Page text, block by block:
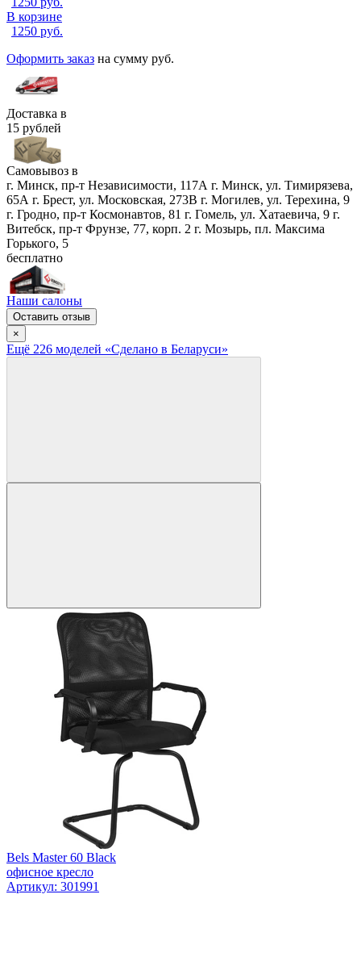
В корзине
1250 руб.
Оформить заказ на сумму руб.
Доставка в
15 рублей
Самовывоз в
г. Минск, пр-т Независимости, 117А г. Минск, ул. Тимирязева,
65А г. Брест, ул. Московская, 273В г. Могилев, ул. Терехина, 9
г. Гродно, пр-т Космонавтов, 81 г. Гомель, ул. Хатаевича, 9 г.
Витебск, пр-т Фрунзе, 77, корп. 2 г. Мозырь, пл. Максима
Горького, 5
бесплатно
Наши салоны
Оставить отзыв
×
Ещё 226 моделей «Сделано в Беларуси»
Bels Master 60 Black
офисное кресло
Артикул: 301991